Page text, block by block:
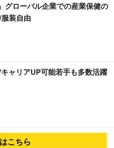
グローバル企業での産業保健の
装自由
キャリアUP可能若手も多数活躍
こちら